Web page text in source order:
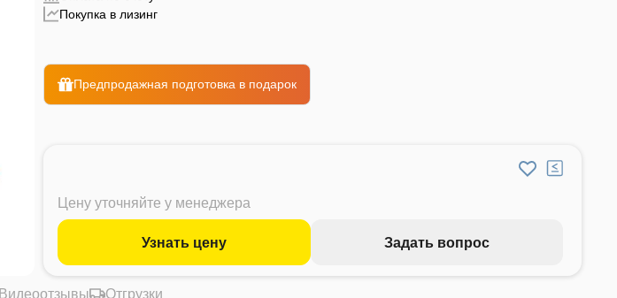
Покупка в лизинг
Предпродажная подготовка в подарок
Цену уточняйте у менеджера
Узнать цену Задать вопрос
Видеоотзывы Отгрузки